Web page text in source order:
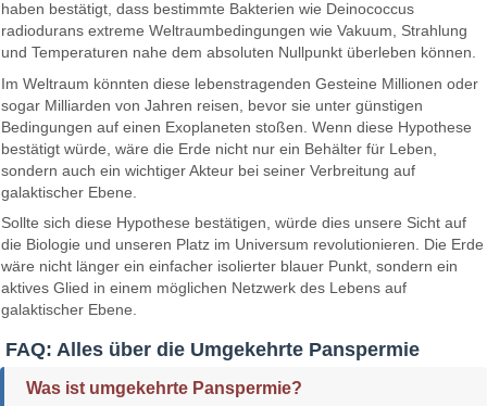
haben bestätigt, dass bestimmte Bakterien wie Deinococcus
radiodurans extreme Weltraumbedingungen wie Vakuum, Strahlung
und Temperaturen nahe dem absoluten Nullpunkt überleben können.
Im Weltraum könnten diese lebenstragenden Gesteine ​​Millionen oder
sogar Milliarden von Jahren reisen, bevor sie unter günstigen
Bedingungen auf einen Exoplaneten stoßen. Wenn diese Hypothese
bestätigt würde, wäre die Erde nicht nur ein Behälter für Leben,
sondern auch ein wichtiger Akteur bei seiner Verbreitung auf
galaktischer Ebene.
Sollte sich diese Hypothese bestätigen, würde dies unsere Sicht auf
die Biologie und unseren Platz im Universum revolutionieren. Die Erde
wäre nicht länger ein einfacher isolierter blauer Punkt, sondern ein
aktives Glied in einem möglichen Netzwerk des Lebens auf
galaktischer Ebene.
FAQ: Alles über die Umgekehrte Panspermie
Was ist umgekehrte Panspermie?